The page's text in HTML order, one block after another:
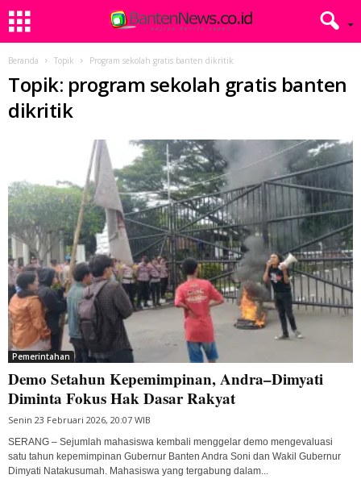
Beranda Topik Program sekolah gratis banten dikritik
Topik: program sekolah gratis banten
dikritik
Pemerintahan
Demo Setahun Kepemimpinan, Andra–Dimyati
Diminta Fokus Hak Dasar Rakyat
Senin 23 Februari 2026, 20:07 WIB
SERANG – Sejumlah mahasiswa kembali menggelar demo mengevaluasi
satu tahun kepemimpinan Gubernur Banten Andra Soni dan Wakil Gubernur
Dimyati Natakusumah. Mahasiswa yang tergabung dalam...